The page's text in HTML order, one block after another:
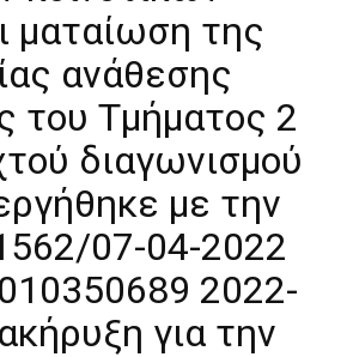
ματαίωση της
ανάθεσης
του Τμήματος 2
διαγωνισμού
με την
07-04-2022
2022-
για την